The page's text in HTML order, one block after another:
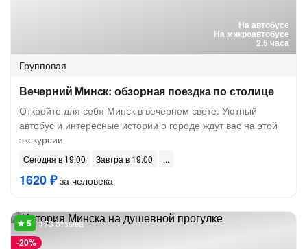
На автобусе
На микроавтобусе
2.5 часа
Групповая
Вечерний Минск: обзорная поездка по столице
Откройте для себя Минск в вечернем свете. Уютный
автобус и интересные истории о городе ждут вас на этой
экскурсии
Сегодня в 19:00 Завтра в 19:00
1620 ₽за человека
-20%
173 отзыва